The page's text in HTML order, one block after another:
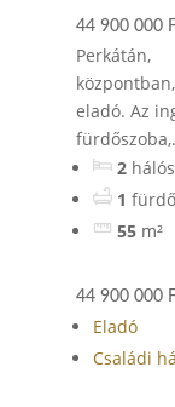
44 900 000
Perkátán,
eladó. Az
2
1
55 m²
44 900 000
Eladó
Családi